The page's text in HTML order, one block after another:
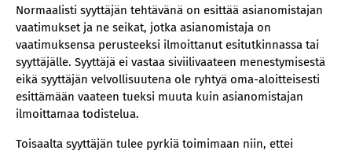
Normaalisti syyttäjän tehtävänä on esittää asianomistajan
vaatimukset ja ne seikat, jotka asianomistaja on
vaatimuksensa perusteeksi ilmoittanut esitutkinnassa tai
syyttäjälle. Syyttäjä ei vastaa siviilivaateen menestymisestä
eikä syyttäjän velvollisuutena ole ryhtyä oma-aloitteisesti
esittämään vaateen tueksi muuta kuin asianomistajan
ilmoittamaa todistelua.
Toisaalta syyttäjän tulee pyrkiä toimimaan niin, ettei